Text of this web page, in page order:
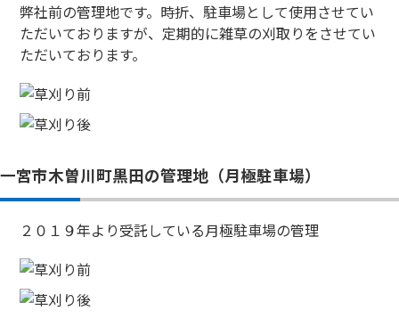
弊社前の管理地です。時折、駐車場として使用させてい
ただいておりますが、定期的に雑草の刈取りをさせてい
ただいております。
一宮市木曽川町黒田の管理地（月極駐車場）
２０１９年より受託している月極駐車場の管理